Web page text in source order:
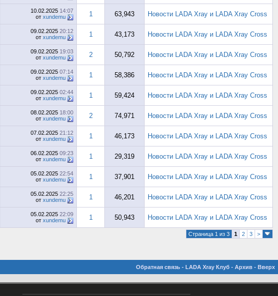
10.02.2025 14:07
от xundemu 1 63,943 Новости LADA Xray и LADA Xray Cross
09.02.2025 20:12
от xundemu 1 43,173 Новости LADA Xray и LADA Xray Cross
09.02.2025 19:03
от xundemu 2 50,792 Новости LADA Xray и LADA Xray Cross
09.02.2025 07:14
от xundemu 1 58,386 Новости LADA Xray и LADA Xray Cross
09.02.2025 02:44
от xundemu 1 59,424 Новости LADA Xray и LADA Xray Cross
08.02.2025 18:00
от xundemu 2 74,971 Новости LADA Xray и LADA Xray Cross
07.02.2025 21:12
от xundemu 1 46,173 Новости LADA Xray и LADA Xray Cross
06.02.2025 09:23
от xundemu 1 29,319 Новости LADA Xray и LADA Xray Cross
05.02.2025 22:54
от xundemu 1 37,901 Новости LADA Xray и LADA Xray Cross
05.02.2025 22:25
от xundemu 1 46,201 Новости LADA Xray и LADA Xray Cross
05.02.2025 22:09
от xundemu 1 50,943 Новости LADA Xray и LADA Xray Cross
Страница 1 из 3 1 2 3 >
Обратная связь - LADA Xray Клуб - Архив - Вверх